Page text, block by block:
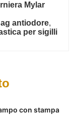
Mylar
antiodore,
per sigilli
con stampa